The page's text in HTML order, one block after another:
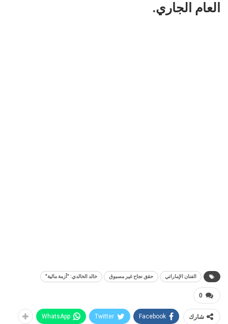
العام الجاري.
الفنان الإماراتي حقق نجاح غير مسبوق خالد الخالدي: "أزمة مالية"
0
شارك Facebook
Twitter
WhatsApp